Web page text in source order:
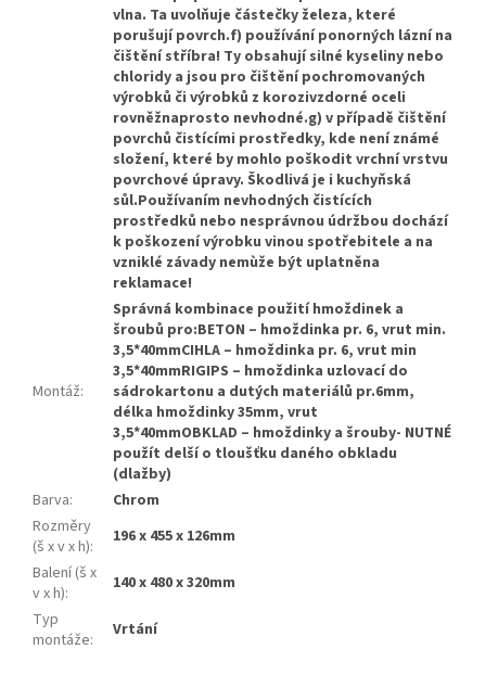
vlna. Ta uvolňuje částečky železa, které
porušují povrch.f) používání ponorných lázní na
čištění stříbra! Ty obsahují silné kyseliny nebo
chloridy a jsou pro čištění pochromovaných
výrobků či výrobků z korozivzdorné oceli
rovněžnaprosto nevhodné.g) v případě čištění
povrchů čistícími prostředky, kde není známé
složení, které by mohlo poškodit vrchní vrstvu
povrchové úpravy. Škodlivá je i kuchyňská
sůl.Používaním nevhodných čistících
prostředků nebo nesprávnou údržbou dochází
k poškození výrobku vinou spotřebitele a na
vzniklé závady nemùže být uplatněna
reklamace!
Montáž:
Správná kombinace použití hmoždinek a
šroubů pro:BETON – hmoždinka pr. 6, vrut min.
3,5*40mmCIHLA – hmoždinka pr. 6, vrut min
3,5*40mmRIGIPS – hmoždinka uzlovací do
sádrokartonu a dutých materiálů pr.6mm,
délka hmoždinky 35mm, vrut
3,5*40mmOBKLAD – hmoždinky a šrouby- NUTNÉ
použít delší o tloušťku daného obkladu
(dlažby)
Barva:
Chrom
Rozměry
(š x v x h):
196 x 455 x 126mm
Balení (š x
v x h):
140 x 480 x 320mm
Typ
montáže: Vrtání